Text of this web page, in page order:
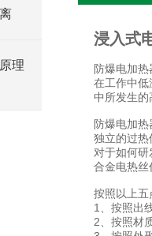
理
浸入式
防爆电加
在工作中低
中所发生的
防爆电加
独立的过热
对于如何
合金电热丝
按照以上五
1、按照出
2、按照材